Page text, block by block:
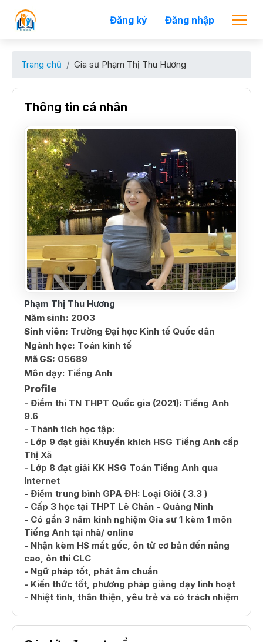
Đăng ký Đăng nhập
Trang chủ Gia sư Phạm Thị Thu Hương
Thông tin cá nhân
Phạm Thị Thu Hương
Năm sinh: 2003
Sinh viên: Trường Đại học Kinh tế Quốc dân
Ngành học: Toán kinh tế
Mã GS: 05689
Môn dạy: Tiếng Anh
Profile
- Điểm thi TN THPT Quốc gia (2021): Tiếng Anh
9.6
- Thành tích học tập:
- Lớp 9 đạt giải Khuyến khích HSG Tiếng Anh cấp
Thị Xã
- Lớp 8 đạt giải KK HSG Toán Tiếng Anh qua
Internet
- Điểm trung bình GPA ĐH: Loại Giỏi ( 3.3 )
- Cấp 3 học tại THPT Lê Chân - Quảng Ninh
- Có gần 3 năm kinh nghiệm Gia sư 1 kèm 1 môn
Tiếng Anh tại nhà/ online
- Nhận kèm HS mất gốc, ôn từ cơ bản đến nâng
cao, ôn thi CLC
- Ngữ pháp tốt, phát âm chuẩn
- Kiến thức tốt, phương pháp giảng dạy linh hoạt
- Nhiệt tình, thân thiện, yêu trẻ và có trách nhiệm